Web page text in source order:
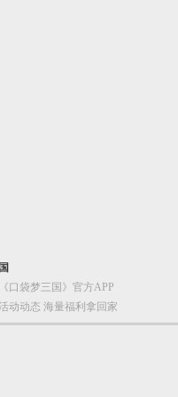
口袋梦三国》官方APP
动动态 海量福利拿回家